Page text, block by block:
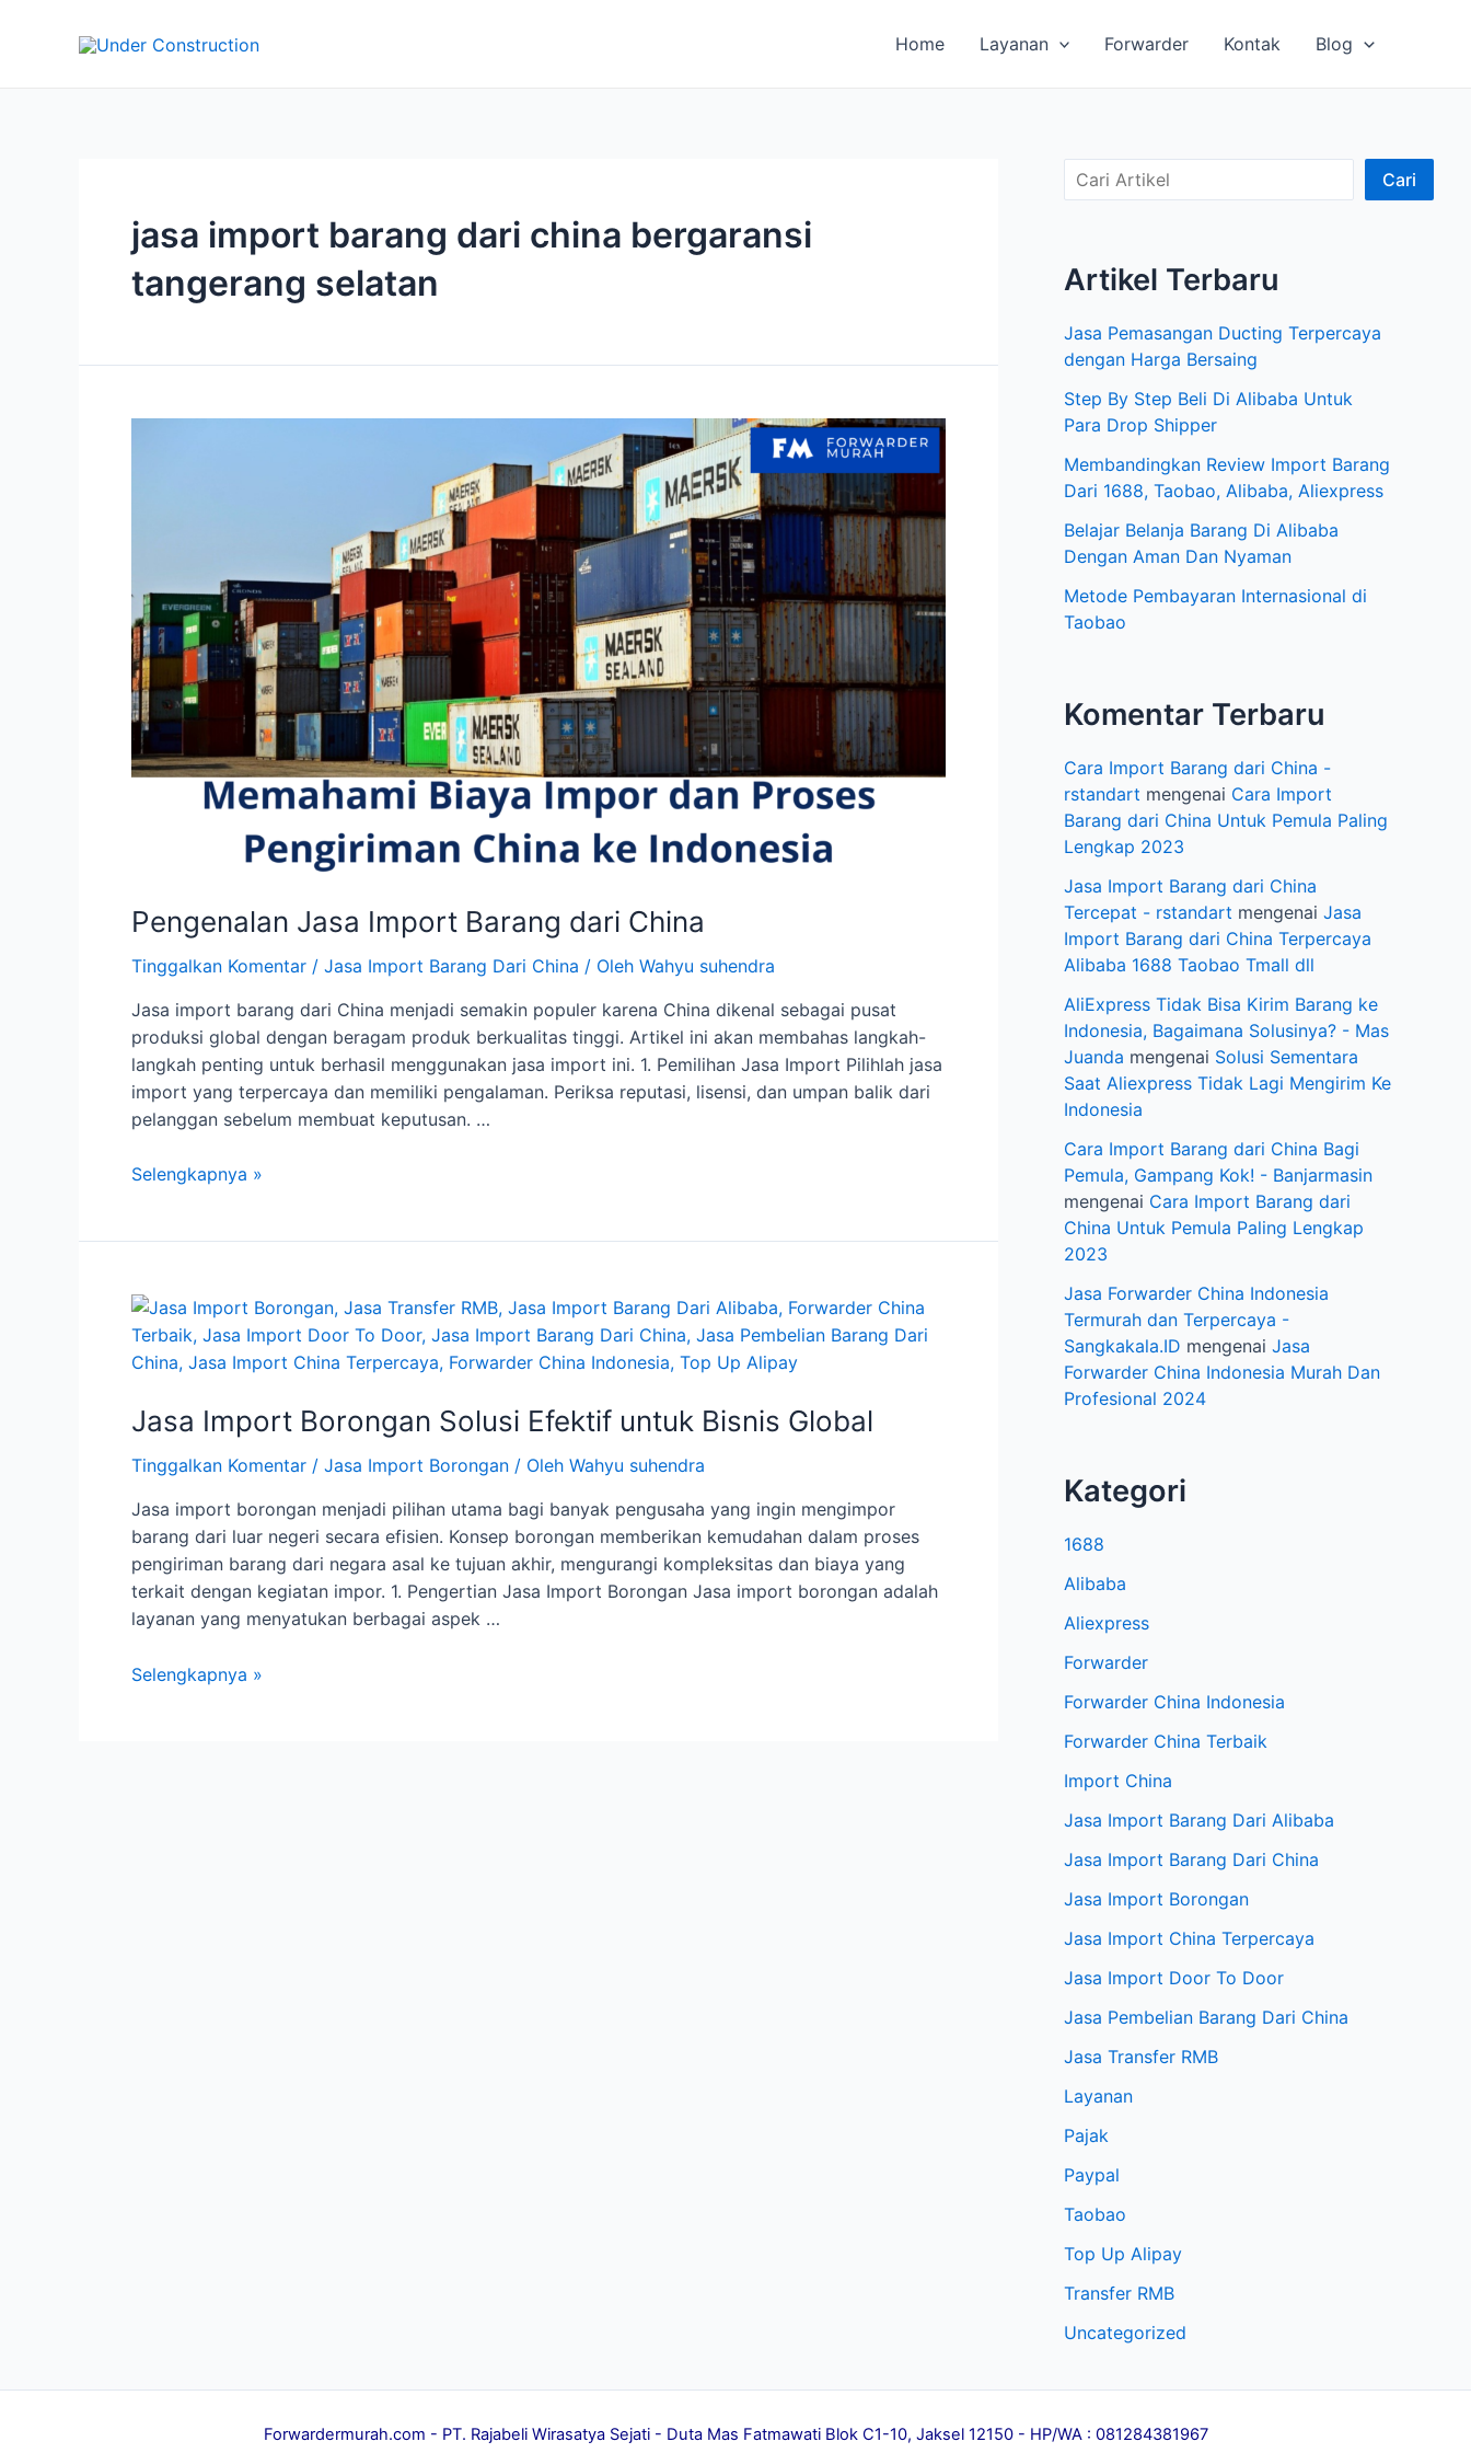
Home Layanan Forwarder Kontak Blog
jasa import barang dari china bergaransi
tangerang selatan
Pengenalan Jasa Import Barang dari China
Tinggalkan Komentar / Jasa Import Barang Dari China / Oleh Wahyu suhendra
Jasa import barang dari China menjadi semakin populer karena China dikenal sebagai pusat
produksi global dengan beragam produk berkualitas tinggi. Artikel ini akan membahas langkah-
langkah penting untuk berhasil menggunakan jasa import ini. 1. Pemilihan Jasa Import Pilihlah jasa
import yang terpercaya dan memiliki pengalaman. Periksa reputasi, lisensi, dan umpan balik dari
pelanggan sebelum membuat keputusan. …
Pengenalan
China
Selengkapnya »
Jasa Import Borongan Solusi Efektif untuk Bisnis Global
Tinggalkan Komentar / Jasa Import Borongan / Oleh Wahyu suhendra
Jasa import borongan menjadi pilihan utama bagi banyak pengusaha yang ingin mengimpor
barang dari luar negeri secara efisien. Konsep borongan memberikan kemudahan dalam proses
pengiriman barang dari negara asal ke tujuan akhir, mengurangi kompleksitas dan biaya yang
terkait dengan kegiatan impor. 1. Pengertian Jasa Import Borongan Jasa import borongan adalah
layanan yang menyatukan berbagai aspek …
Jasa
Selengkapnya »
i
r
i
k
e
l
Cari
Artikel Terbaru
Jasa Pemasangan Ducting Terpercaya
dengan Harga Bersaing
Step By Step Beli Di Alibaba Untuk
Para Drop Shipper
Membandingkan Review Import Barang
Dari 1688, Taobao, Alibaba, Aliexpress
Belajar Belanja Barang Di Alibaba
Dengan Aman Dan Nyaman
Metode Pembayaran Internasional di
Taobao
Komentar Terbaru
Cara Import Barang dari China -
rstandart mengenai Cara Import
Barang dari China Untuk Pemula Paling
Lengkap 2023
Jasa Import Barang dari China
Tercepat - rstandart mengenai Jasa
Import Barang dari China Terpercaya
Alibaba 1688 Taobao Tmall dll
AliExpress Tidak Bisa Kirim Barang ke
Indonesia, Bagaimana Solusinya? - Mas
Juanda mengenai Solusi Sementara
Saat Aliexpress Tidak Lagi Mengirim Ke
Indonesia
Cara Import Barang dari China Bagi
Pemula, Gampang Kok! - Banjarmasin
mengenai Cara Import Barang dari
China Untuk Pemula Paling Lengkap
2023
Jasa Forwarder China Indonesia
Termurah dan Terpercaya -
Sangkakala.ID mengenai Jasa
Forwarder China Indonesia Murah Dan
Profesional 2024
Kategori
1688
Alibaba
Aliexpress
Forwarder
Forwarder China Indonesia
Forwarder China Terbaik
Import China
Jasa Import Barang Dari Alibaba
Jasa Import Barang Dari China
Jasa Import Borongan
Jasa Import China Terpercaya
Jasa Import Door To Door
Jasa Pembelian Barang Dari China
Jasa Transfer RMB
Layanan
Pajak
Paypal
Taobao
Top Up Alipay
Transfer RMB
Uncategorized
Forwardermurah.com - PT. Rajabeli Wirasatya Sejati - Duta Mas Fatmawati Blok C1-10, Jaksel 12150 - HP/WA : 081284381967